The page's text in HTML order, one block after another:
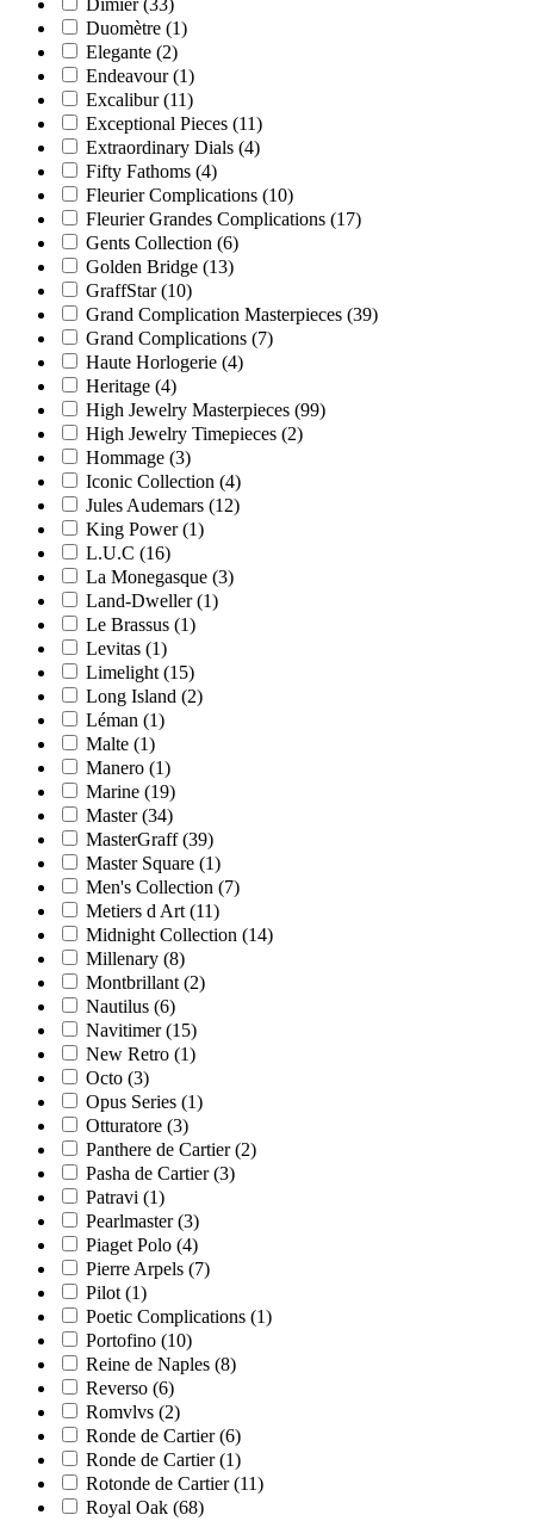
Dimier (33)
Duomètre (1)
Elegante (2)
Endeavour (1)
Excalibur (11)
Exceptional Pieces (11)
Extraordinary Dials (4)
Fifty Fathoms (4)
Fleurier Complications (10)
Fleurier Grandes Complications (17)
Gents Collection (6)
Golden Bridge (13)
GraffStar (10)
Grand Complication Masterpieces (39)
Grand Complications (7)
Haute Horlogerie (4)
Heritage (4)
High Jewelry Masterpieces (99)
High Jewelry Timepieces (2)
Hommage (3)
Iconic Collection (4)
Jules Audemars (12)
King Power (1)
L.U.C (16)
La Monegasque (3)
Land-Dweller (1)
Le Brassus (1)
Levitas (1)
Limelight (15)
Long Island (2)
Léman (1)
Malte (1)
Manero (1)
Marine (19)
Master (34)
MasterGraff (39)
Master Square (1)
Men's Collection (7)
Metiers d Art (11)
Midnight Collection (14)
Millenary (8)
Montbrillant (2)
Nautilus (6)
Navitimer (15)
New Retro (1)
Octo (3)
Opus Series (1)
Otturatore (3)
Panthere de Cartier (2)
Pasha de Cartier (3)
Patravi (1)
Pearlmaster (3)
Piaget Polo (4)
Pierre Arpels (7)
Pilot (1)
Poetic Complications (1)
Portofino (10)
Reine de Naples (8)
Reverso (6)
Romvlvs (2)
Ronde de Cartier (6)
Ronde de Cartier (1)
Rotonde de Cartier (11)
Royal Oak (68)